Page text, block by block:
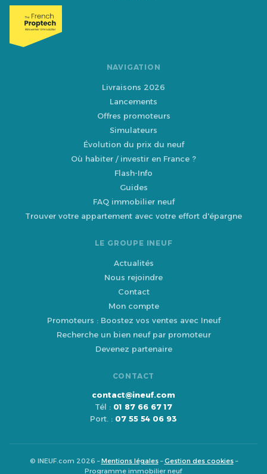
NAVIGATION
Livraisons 2026
Lancements
Offres promoteurs
Simulateurs
Évolution du prix du neuf
Où habiter / investir en France ?
Flash-Info
Guides
FAQ immobilier neuf
Trouver votre appartement avec votre effort d'épargne
LE GROUPE INEUF
Actualités
Nous rejoindre
Contact
Mon compte
Promoteurs : Boostez vos ventes avec Ineuf
Recherche un bien neuf par promoteur
Devenez partenaire
CONTACT
contact@ineuf.com
Tél : 01 87 66 67 17
Port. : 07 55 54 06 93
© INEUF.com 2026 –Mentions légales–Gestion des cookies–
Programme immobilier neuf